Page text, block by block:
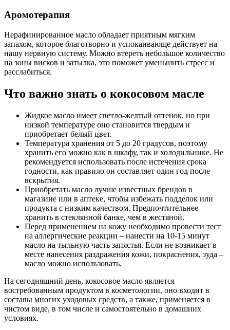
Аромотерапия
Нерафинированное масло обладает приятным мягким
запахом, которое благотворно и успокаивающе действует на
нашу нервную систему. Можно втереть небольшое количество
на зоны висков и затылка, это поможет уменьшить стресс и
расслабиться.
Что важно знать о кокосовом масле
Жидкое масло имеет светло-желтый оттенок, но при
низкой температуре оно становится твердым и
приобретает белый цвет.
Температура хранения от 5 до 20 градусов, поэтому
хранить его можно как в шкафу, так и холодильнике. Не
рекомендуется использовать после истечения срока
годности, как правило он составляет один год после
вскрытия.
Приобретать масло лучше известных брендов в
магазине или в аптеке, чтобы избежать подделок или
продукта с низким качеством. Предпочтительнее
хранить в стеклянной банке, чем в жестяной.
Перед применением на кожу необходимо провести тест
на аллергические реакции – нанести на 10-15 минут
масло на тыльную часть запястья. Если не возникает в
месте нанесения раздражения кожи, покраснения, зуда –
масло можно использовать.
На сегодняшний день, кокосовое масло является
востребованным продуктом в косметологии, оно входит в
составы многих уходовых средств, а также, применяется в
чистом виде, в том числе и самостоятельно в домашних
условиях.